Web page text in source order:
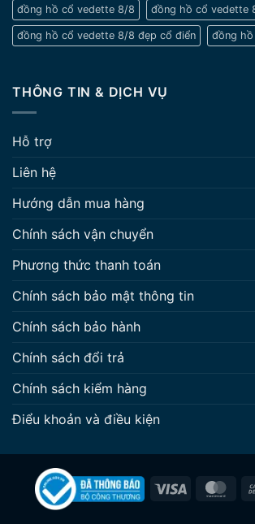
đồng hồ cổ vedette 8/8 đồng hồ cổ vedette
đồng hồ cổ vedette 8/8 đẹp cổ điển đồng
THÔNG TIN & DỊCH VỤ
Hỗ trợ
Liên hệ
Hướng dẫn mua hàng
Chính sách vận chuyển
Phương thức thanh toán
Chính sách bảo mật thông tin
Chính sách bảo hành
Chính sách đổi trả
Chính sách kiểm hàng
Điểu khoản và điều kiện
Visa